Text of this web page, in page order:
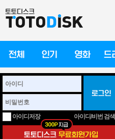
아이디저장 아이디/비번 검색